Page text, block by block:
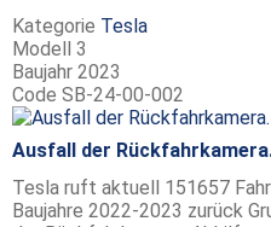
Kategorie Tesla
Modell 3
Baujahr 2023
Code SB-24-00-002
Ausfall der
Tesla ruft aktuell 151657
Baujahre 2022-2023 zurück